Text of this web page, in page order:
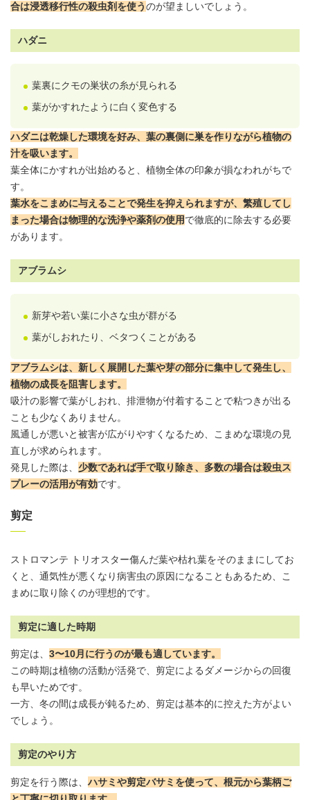
合は浸透移行性の殺虫剤を使うのが望ましいでしょう。
ハダニ
葉裏にクモの巣状の糸が見られる
葉がかすれたように白く変色する
ハダニは乾燥した環境を好み、葉の裏側に巣を作りながら植物の
汁を吸います。
葉全体にかすれが出始めると、植物全体の印象が損なわれがちで
す。
葉水をこまめに与えることで発生を抑えられますが、繁殖してし
まった場合は物理的な洗浄や薬剤の使用で徹底的に除去する必要
があります。
アブラムシ
新芽や若い葉に小さな虫が群がる
葉がしおれたり、ベタつくことがある
アブラムシは、新しく展開した葉や芽の部分に集中して発生し、
植物の成長を阻害します。
吸汁の影響で葉がしおれ、排泄物が付着することで粘つきが出る
ことも少なくありません。
風通しが悪いと被害が広がりやすくなるため、こまめな環境の見
直しが求められます。
発見した際は、 少数であれば手で取り除き、多数の場合は殺虫ス
プレーの活用が有効です。
剪定
ストロマンテ トリオスター傷んだ葉や枯れ葉をそのままにしてお
くと、通気性が悪くなり病害虫の原因になることもあるため、こ
まめに取り除くのが理想的です。
剪定に適した時期
剪定は、 3〜10月に行うのが最も適しています。
この時期は植物の活動が活発で、剪定によるダメージからの回復
も早いためです。
一方、冬の間は成長が鈍るため、剪定は基本的に控えた方がよい
でしょう。
剪定のやり方
剪定を行う際は、ハサミや剪定バサミを使って、根元から葉柄ご